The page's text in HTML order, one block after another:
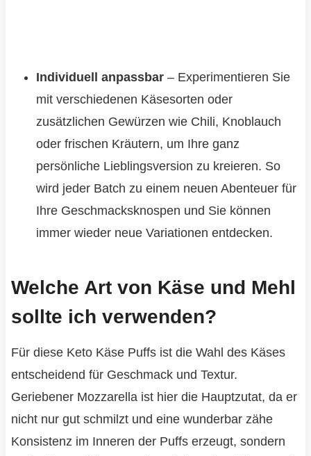
Individuell anpassbar– Experimentieren Sie
mit verschiedenen Käsesorten oder
zusätzlichen Gewürzen wie Chili, Knoblauch
oder frischen Kräutern, um Ihre ganz
persönliche Lieblingsversion zu kreieren. So
wird jeder Batch zu einem neuen Abenteuer für
Ihre Geschmacksknospen und Sie können
immer wieder neue Variationen entdecken.
Welche Art von Käse und Mehl
sollte ich verwenden?
Für diese Keto Käse Puffs ist die Wahl des Käses
entscheidend für Geschmack und Textur.
Geriebener Mozzarella ist hier die Hauptzutat, da er
nicht nur gut schmilzt und eine wunderbar zähe
Konsistenz im Inneren der Puffs erzeugt, sondern